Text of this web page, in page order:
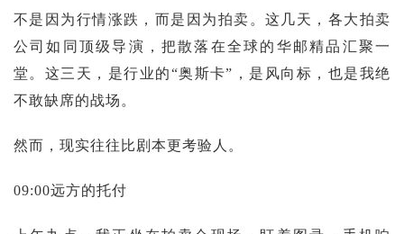
不是因为行情涨跌，而是因为拍卖。这几天，各大拍卖
公司如同顶级导演，把散落在全球的华邮精品汇聚一
堂。这三天，是行业的“奥斯卡”，是风向标，也是我绝
不敢缺席的战场。
然而，现实往往比剧本更考验人。
09:00远方的托付